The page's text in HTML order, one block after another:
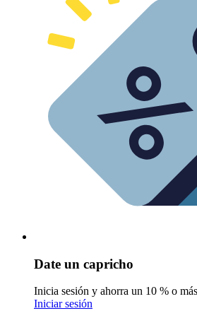
Date un capricho
Inicia sesión y ahorra un 10 % o
Iniciar sesión